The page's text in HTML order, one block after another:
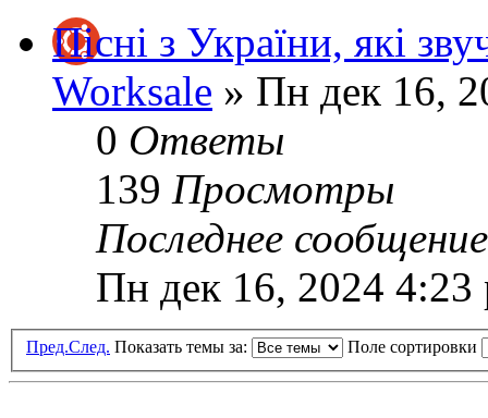
Пісні з України, які
Worksale » Пн дек 16,
0 Ответы
139 Просмотры
Последнее
Пн дек 16, 2024 4:23
Пред.След. Показать темы за: Поле сортировки